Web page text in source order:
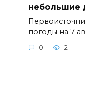
небольшие
погоды на 7
0 2